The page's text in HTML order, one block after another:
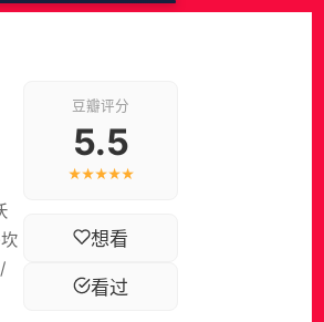
豆瓣评分
5.5
★★★★★
想看
看过